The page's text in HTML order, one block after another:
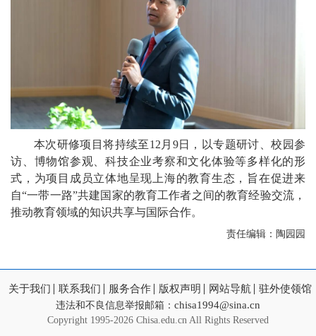
本次研修项目将持续至12月9日，以专题研讨、校园参
访、博物馆参观、科技企业考察和文化体验等多样化的形
式，为项目成员立体地呈现上海的教育生态，旨在促进来
自“一带一路”共建国家的教育工作者之间的教育经验交流，
推动教育领域的知识共享与国际合作。
责任编辑：陶园园
关于我们 联系我们 服务合作 版权声明 网站导航 驻外使领馆
违法和不良信息举报邮箱： chisa1994@sina.cn
Copyright 1995-2026 Chisa.edu.cn All Rights Reserved